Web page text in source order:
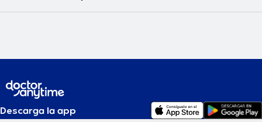
Descarga la app